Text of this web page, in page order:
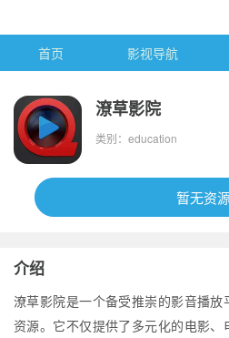
首页 影视导航
潦草影院
类别：education
暂无资
介绍
潦草影院是一个备受推崇的影音播
资源。它不仅提供了多元化的电影